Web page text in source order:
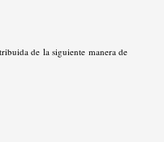
de la siguiente manera de